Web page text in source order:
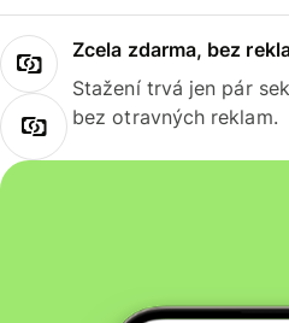
Zcela zdarma, bez
Stažení trvá jen pár
bez otravných reklam.